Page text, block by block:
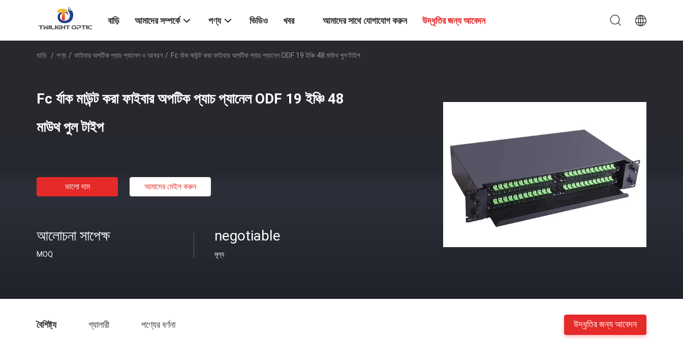
বাড়ি আমাদের সম্পর্কে পণ্য ভিডিও খবর আমাদের সাথে যোগাযোগ করুন উদ্ধৃতির জন্য আবেদন
বাড়ি / পণ্য / ফাইবার অপটিক প্যাচ প্যানেল ও আবরণ / Fc র্যাক মাউন্ট করা ফাইবার অপটিক প্যাচ প্যানেল ODF 19 ইঞ্চি 48 মাউথ পুল টাইপ
Fc র্যাক মাউন্ট করা ফাইবার অপটিক প্যাচ প্যানেল ODF 19 ইঞ্চি 48
মাউথ পুল টাইপ
ভালো দাম আমাদের মেইল ​​করুন
আলোচনা সাপেক্ষ
MOQ
negotiable
মূল্য
বৈশিষ্ট্য গ্যালারী পণ্যের বর্ণনা উদ্ধৃতির জন্য আবেদন